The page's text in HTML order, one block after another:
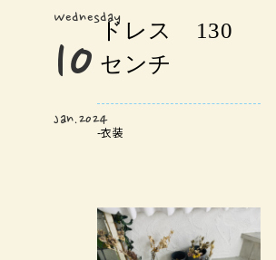
Wednesday
10
Jan.2024
ドレス 130
センチ
-衣装